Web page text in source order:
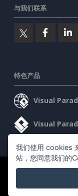
与我们联系
特色产品
Visual
Visual
©2026 by Visual
我们使用 cookies
站，您同意我们的